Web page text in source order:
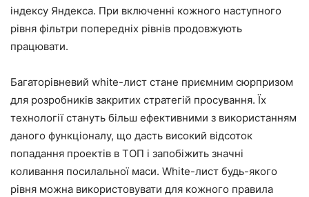
індексу Яндекса. При включенні кожного наступного
рівня фільтри попередніх рівнів продовжують
працювати.
Багаторівневий white-лист стане приємним сюрпризом
для розробників закритих стратегій просування. Їх
технології стануть більш ефективними з використанням
даного функціоналу, що дасть високий відсоток
попадання проектів в ТОП і запобіжить значні
коливання посилальної маси. White-лист будь-якого
рівня можна використовувати для кожного правила